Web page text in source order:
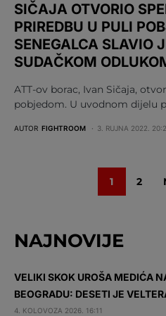
SIČAJA OTVORIO
PRIREDBU U PULI
SENEGALCA SLAVIO
SUDAČKOM
ATT-ov borac, Ivan Sičaja,
pobjedom. U uvodnom dijelu
AUTOR FIGHTROOM 3. RUJNA 2022.
1 2
NAJNOVIJE
VELIKI SKOK UROŠA MEDIĆA
BEOGRADU: DESETI JE
4. KOLOVOZA 2026. 16:11